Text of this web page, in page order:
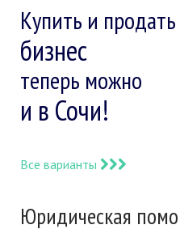
Купить и продать
бизнес
теперь можно
и в Сочи!
Все варианты
Юридическая